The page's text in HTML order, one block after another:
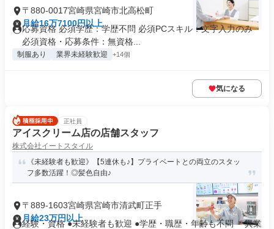
〒880-0017宮崎県宮崎市北高松町
月給16万7100円以上
応募資格 必須学歴：学歴不問 必須PCスキル：文字入力のみ
必須資格・応募条件：無資格...
制服あり 業界未経験歓迎 +14個
気になる
正社員
アイスクリーム店の店舗スタッフ
株式会社イートスタイル
《未経験者も歓迎》【5連休も♪】プライベートとの両立のスタッ
フ多数活躍！◎髪色自由♪
〒889-1603宮崎県宮崎市清武町正手
月給23万円以上
経験・資格 ●未経験者も歓迎 ●学歴・職歴・年齢も不問 ＊異業